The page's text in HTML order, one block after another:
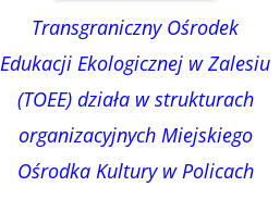
Transgraniczny Ośrodek
Edukacji Ekologicznej w Zalesiu
(TOEE) działa w strukturach
organizacyjnych Miejskiego
Ośrodka Kultury w Policach